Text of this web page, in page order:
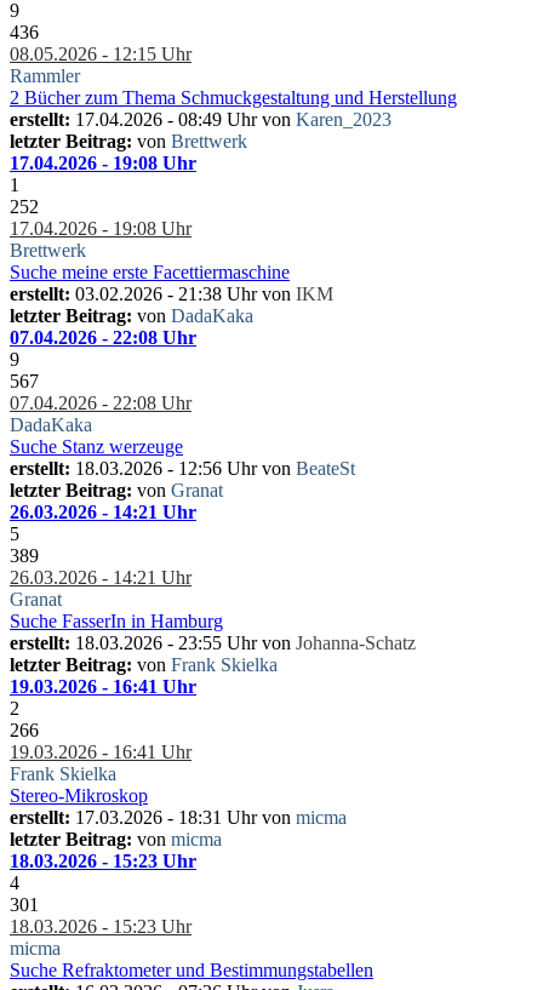
9
436
08.05.2026 - 12:15 Uhr
Rammler
2 Bücher zum Thema Schmuckgestaltung und Herstellung
erstellt: 17.04.2026 - 08:49 Uhr von Karen_2023
letzter Beitrag: von Brettwerk
17.04.2026 - 19:08 Uhr
1
252
17.04.2026 - 19:08 Uhr
Brettwerk
Suche meine erste Facettiermaschine
erstellt: 03.02.2026 - 21:38 Uhr von IKM
letzter Beitrag: von DadaKaka
07.04.2026 - 22:08 Uhr
9
567
07.04.2026 - 22:08 Uhr
DadaKaka
Suche Stanz werzeuge
erstellt: 18.03.2026 - 12:56 Uhr von BeateSt
letzter Beitrag: von Granat
26.03.2026 - 14:21 Uhr
5
389
26.03.2026 - 14:21 Uhr
Granat
Suche FasserIn in Hamburg
erstellt: 18.03.2026 - 23:55 Uhr von Johanna-Schatz
letzter Beitrag: von Frank Skielka
19.03.2026 - 16:41 Uhr
2
266
19.03.2026 - 16:41 Uhr
Frank Skielka
Stereo-Mikroskop
erstellt: 17.03.2026 - 18:31 Uhr von micma
letzter Beitrag: von micma
18.03.2026 - 15:23 Uhr
4
301
18.03.2026 - 15:23 Uhr
micma
Suche Refraktometer und Bestimmungstabellen